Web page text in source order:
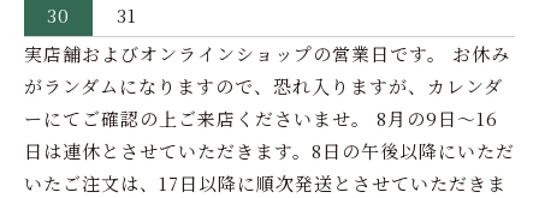
30
31
実店舗およびオンラインショップの営業日です。 お休み
がランダムになりますので、恐れ入りますが、カレンダ
ーにてご確認の上ご来店くださいませ。 8月の9日～16
日は連休とさせていただきます。8日の午後以降にいただ
いたご注文は、17日以降に順次発送とさせていただきま